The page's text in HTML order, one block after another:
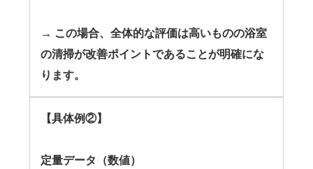
→ この場合、全体的な評価は高いものの浴室
の清掃が改善ポイントであることが明確にな
ります。
【具体例②】
定量データ（数値）